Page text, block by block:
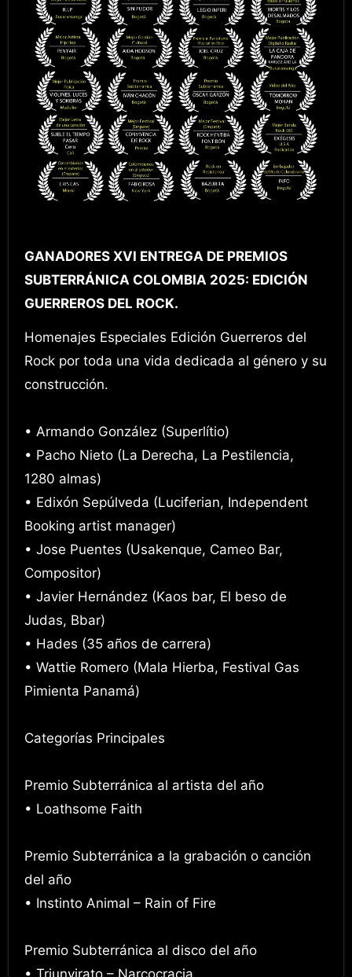
GANADORES XVI ENTREGA DE PREMIOS
SUBTERRÁNICA COLOMBIA 2025: EDICIÓN
GUERREROS DEL ROCK.
Homenajes Especiales Edición Guerreros del
Rock por toda una vida dedicada al género y su
construcción.
• Armando González (Superlítio)
• Pacho Nieto (La Derecha, La Pestilencia,
1280 almas)
• Edixón Sepúlveda (Luciferian, Independent
Booking artist manager)
• Jose Puentes (Usakenque, Cameo Bar,
Compositor)
• Javier Hernández (Kaos bar, El beso de
Judas, Bbar)
• Hades (35 años de carrera)
• Wattie Romero (Mala Hierba, Festival Gas
Pimienta Panamá)
Categorías Principales
Premio Subterránica al artista del año
• Loathsome Faith
Premio Subterránica a la grabación o canción
del año
• Instinto Animal – Rain of Fire
Premio Subterránica al disco del año